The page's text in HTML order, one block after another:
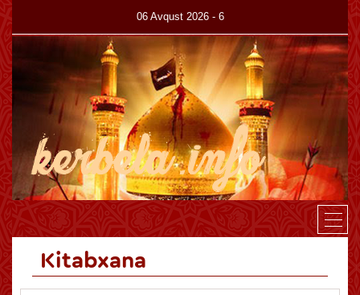
06 Avqust 2026 - 6
Canlı Haqqımızda Kitabxana Az En
Kitabxana